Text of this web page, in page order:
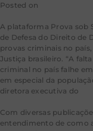
Posted on
A plataforma Prova sob
de Defesa do Direito de
provas criminais no
Justiça brasileiro. “A
criminal no país falhe
em especial da
diretora executiva do
Com diversas
entendimento de como